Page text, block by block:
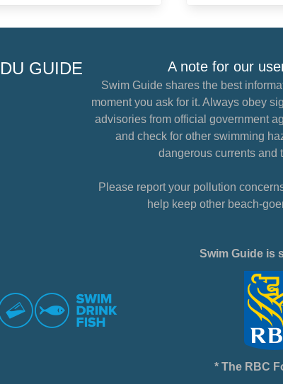
GUIDE A note for our
Swim Guide shares the best
moment you ask for it. Always obey
advisories from official government
and check for other swimming
dangerous currents and
Please report your pollution
help keep other beach-
Swim Guide is
* The RBC